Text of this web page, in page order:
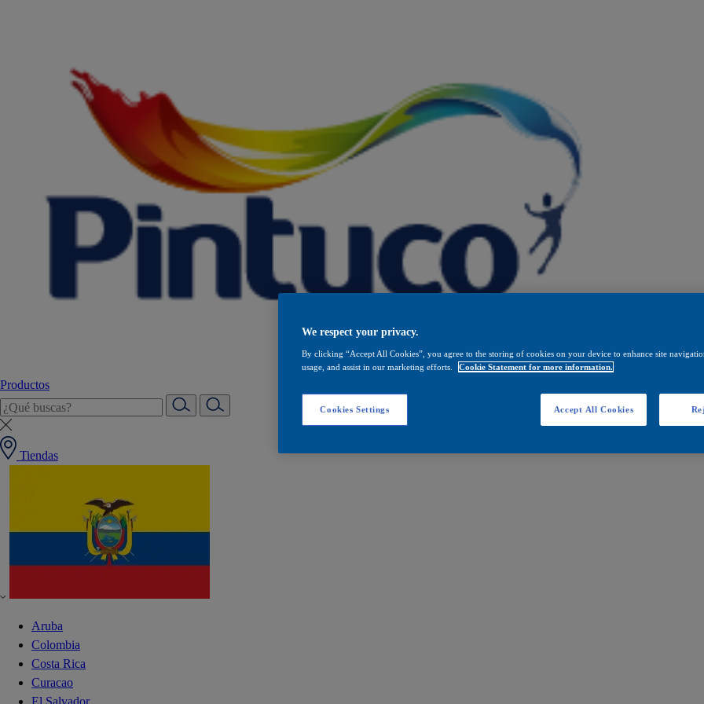
Productos
Tiendas
Aruba
Colombia
Costa Rica
Curacao
El Salvador
We respect your privacy.
By clicking “Accept All Cookies”, you agree to the storing of cookies on your device to enhance site
usage, and assist in our marketing efforts.
Cookie Statement for more information.
Cookies Settings Accept All Cookies